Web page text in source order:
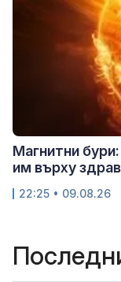
Магнитни
им върху
22:25 • 09.08.26